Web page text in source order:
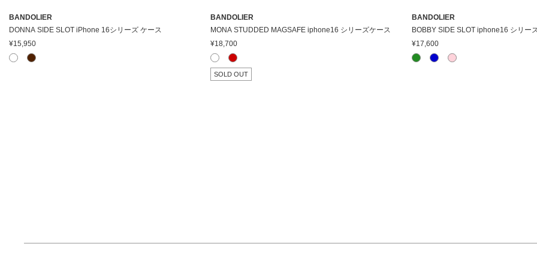
BANDOLIER
DONNA SIDE SLOT iPhone 16シリーズ ケース
¥15,950
BANDOLIER
MONA STUDDED MAGSAFE iphone16 シリーズケース
¥18,700
SOLD OUT
BANDOLIER
BOBBY SIDE SLOT iphone16 シリー
¥17,600